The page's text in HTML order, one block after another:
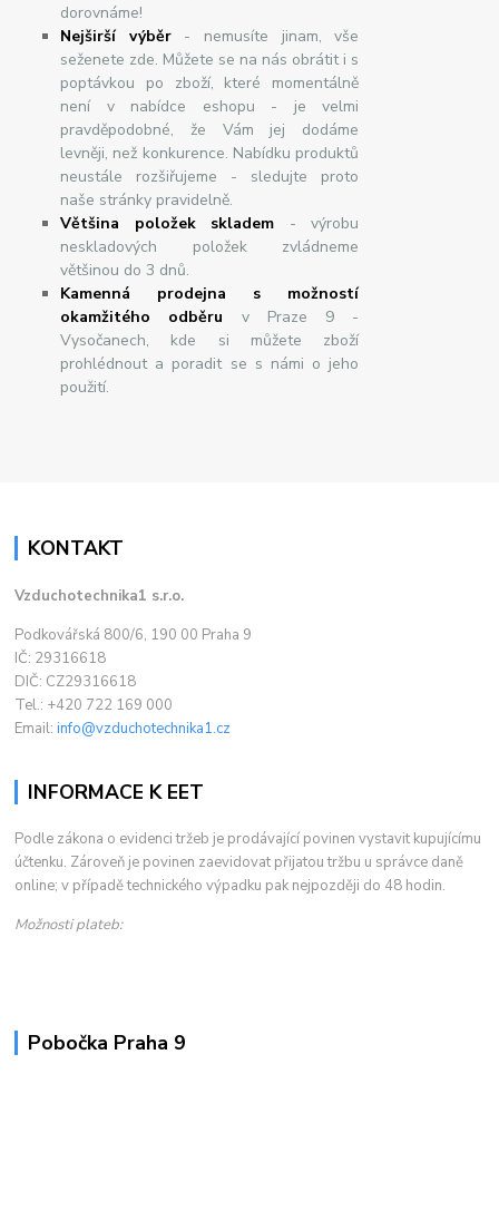
dorovnáme!
Nejširšívýběr- nemusíte jinam, vše
seženete zde. Můžete se na nás obrátit i s
poptávkou po zboží, které momentálně
není v nabídce eshopu - je velmi
pravděpodobné, že Vám jej dodáme
levněji, než konkurence. Nabídku produktů
neustále rozšiřujeme - sledujte proto
naše stránky pravidelně.
Většina položek skladem - výrobu
neskladových položek zvládneme
většinou do 3 dnů.
Kamenná prodejna s možností
okamžitého odběru v Praze 9 -
Vysočanech, kde si můžete zboží
prohlédnout a poradit se s námi o jeho
použití.
KONTAKT
Vzduchotechnika1 s.r.o.
Podkovářská 800/6, 190 00 Praha 9
IČ: 29316618
DIČ: CZ29316618
Tel.: +420 722 169 000
Email:info@vzduchotechnika1.cz
INFORMACE K EET
Podle zákona o evidenci tržeb je prodávající povinen vystavit kupujícímu
účtenku. Zároveň je povinen zaevidovat přijatou tržbu u správce daně
online; v případě technického výpadku pak nejpozději do 48 hodin.
Možnosti plateb:
Pobočka Praha 9